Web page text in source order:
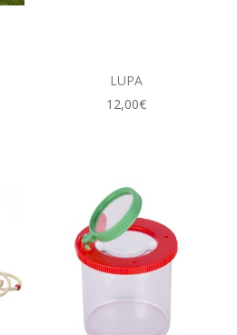
LUPA
12,00€